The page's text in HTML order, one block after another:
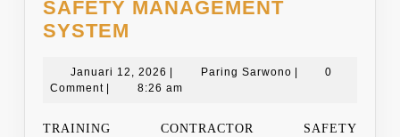
SAFETY MANAGEMENT
SYSTEM
SAFETY
SYSTEM
Januari 12, 2026 Januari
12,
Paring SarwonoParing0
Comment
8:26 am
TRAINING CONTRACTOR SAFETY